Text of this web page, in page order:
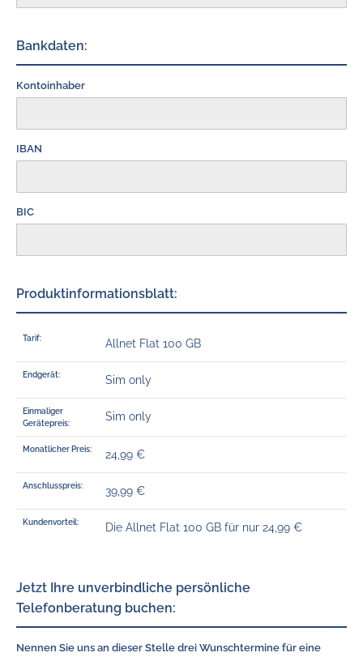
Bankdaten:
Kontoinhaber
IBAN
BIC
Produktinformationsblatt:
Tarif: Allnet Flat 100 GB
Endgerät: Sim only
Einmaliger
Gerätepreis:
Sim only
Monatlicher Preis: 24,99 €
Anschlusspreis: 39,99 €
Kundenvorteil: Die Allnet Flat 100 GB für nur 24,99 €
Jetzt Ihre unverbindliche persönliche
Telefonberatung buchen:
Nennen Sie uns an dieser Stelle drei Wunschtermine für eine